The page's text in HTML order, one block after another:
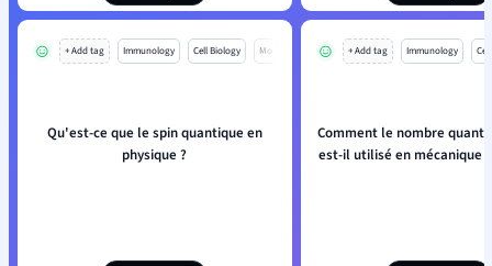
+ Add tag Immunology Cell Biology Mo
Qu'est-ce que le spin quantique en
physique ?
+ Add tag Immunology
Comment le nombre
est-il utilisé en mécanique